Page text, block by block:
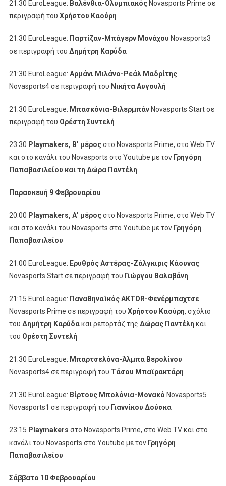
21:30 EuroLeague: Βαλένθια-ΟλυμπιακόςNovasports Prime σε
περιγραφή του Χρήστου Καούρη
21:30 EuroLeague: Παρτίζαν-Μπάγερν Μονάχου Novasports3
σε περιγραφή του Δημήτρη Καρύδα
21:30 EuroLeague: Αρμάνι Μιλάνο-Ρεάλ Μαδρίτης
Novasports4 σε περιγραφή του Νικήτα Αυγουλή
21:30 EuroLeague: Μπασκόνια-ΒιλερμπάνNovasports Start σε
περιγραφή του Ορέστη Συντελή
23:30 Playmakers, Β’ μέροςστο Novasports Prime, στο Web TV
και στο κανάλι του Novasports στο Youtube με τον Γρηγόρη
Παπαβασιλείου και τη Δώρα Παντέλη
Παρασκευή 9 Φεβρουαρίου
20:00 Playmakers, Α’ μέροςστο Novasports Prime, στο Web TV
και στο κανάλι του Novasports στο Youtube με τον Γρηγόρη
Παπαβασιλείου
21:00 EuroLeague: Ερυθρός Αστέρας-Ζάλγκιρις Κάουνας
Novasports Start σε περιγραφή του Γιώργου Βαλαβάνη
21:15 EuroLeague: ΠαναθηναϊκόςAKTOR-Φενέρμπαχτσε
Novasports Prime σε περιγραφή του Χρήστου Καούρη, σχόλιο
του Δημήτρη Καρύδακαι ρεπορτάζ της Δώρας Παντέλη και
του Ορέστη Συντελή
21:30 EuroLeague: Μπαρτσελόνα-Άλμπα Βερολίνου
Novasports4 σε περιγραφή του Τάσου Μπαϊρακτάρη
21:30 EuroLeague: Βίρτους Μπολόνια-Μονακό Novasports5
Novasports1 σε περιγραφή του Γιαννίκου Δούσκα
23:15 Playmakers στο Novasports Prime, στο Web TV και στο
κανάλι του Novasports στο Youtube με τον Γρηγόρη
Παπαβασιλείου
Σάββατο 10 Φεβρουαρίου